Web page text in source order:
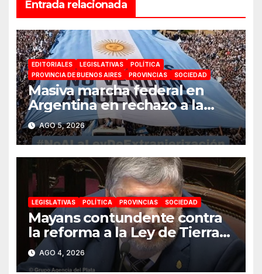
Entrada relacionada
EDITORIALES LEGISLATIVAS
POLÍTICA
PROVINCIA DE BUENOS AIRES
PROVINCIAS SOCIEDAD
Masiva marcha federal en
Argentina en rechazo a la
reforma de la Ley de Tierras
impulsada por Milei: «La
soberanía no se negocia»
AGO 5, 2026
LEGISLATIVAS POLÍTICA PROVINCIAS SOCIEDAD
Mayans contundente contra
la reforma a la Ley de Tierras:
«Esta ley vende el país»
AGO 4, 2026